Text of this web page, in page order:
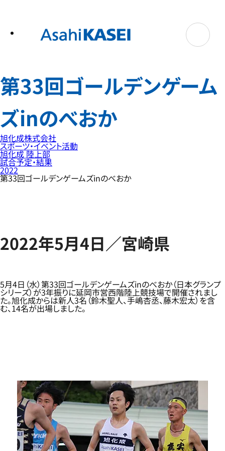
第33回ゴールデンゲーム
ズinのべおか
旭化成株式会社
スポーツ・イベント活動
旭化成 陸上部
試合予定・結果
2022
第33回ゴールデンゲームズinのべおか
2022年5月4日／宮崎県
5月4日（水）第33回ゴールデンゲームズinのべおか（日本グランプ
シリーズ）が3年振りに延岡市営西階陸上競技場で開催されまし
た。旭化成からは新人3名（鈴木聖人、手嶋杏丞、藤木宏太）を含
む、14名が出場しました。